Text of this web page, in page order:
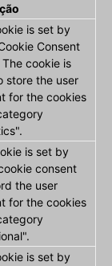
is set by
Consent
cookie is
store the user
for the cookies
is set by
consent
the user
for the cookies
is set by